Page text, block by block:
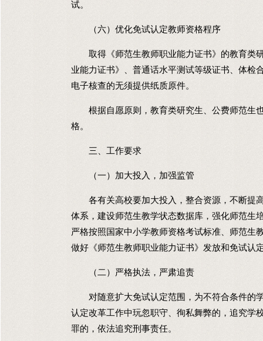
试。
（六）优化免试认定教师资格程序
取得《师范生教师职业能力证书》的教育类
业能力证书》、普通话水平测试等级证书、体检
电子核查的无须提供纸质原件。
根据自愿原则，教育类研究生、公费师范生
格。
三、工作要求
（一）加大投入，加强监管
各有关高校要加大投入，整合资源，不断提
体系，建设师范生教学状态数据库，强化师范生
严格按照国家中小学教师资格考试标准、师范生
做好《师范生教师职业能力证书》发放和免试认
（二）严格执法，严肃追责
对随意扩大免试认定范围，为不符合条件的
认定改革工作中玩忽职守、徇私舞弊的，追究学
罪的，依法追究刑事责任。